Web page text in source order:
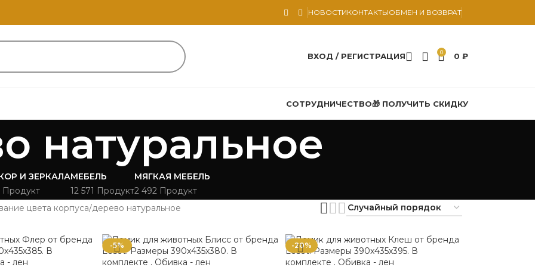
НОВОСТИКОНТАКТЫОБМЕН И ВОЗВРАТ
ВХОД / РЕГИСТРАЦИЯ 0 0 ₽
СОТРУДНИЧЕСТВО🎁 ПОЛУЧИТЬ СКИДКУ
натуральное
И ЗЕРКАЛА
Продукт
МЕБЕЛЬ
12 571 Продукт
МЯГКАЯ МЕБЕЛЬ
2 492 Продукт
цвета корпуса дерево натуральное
-5% -20%